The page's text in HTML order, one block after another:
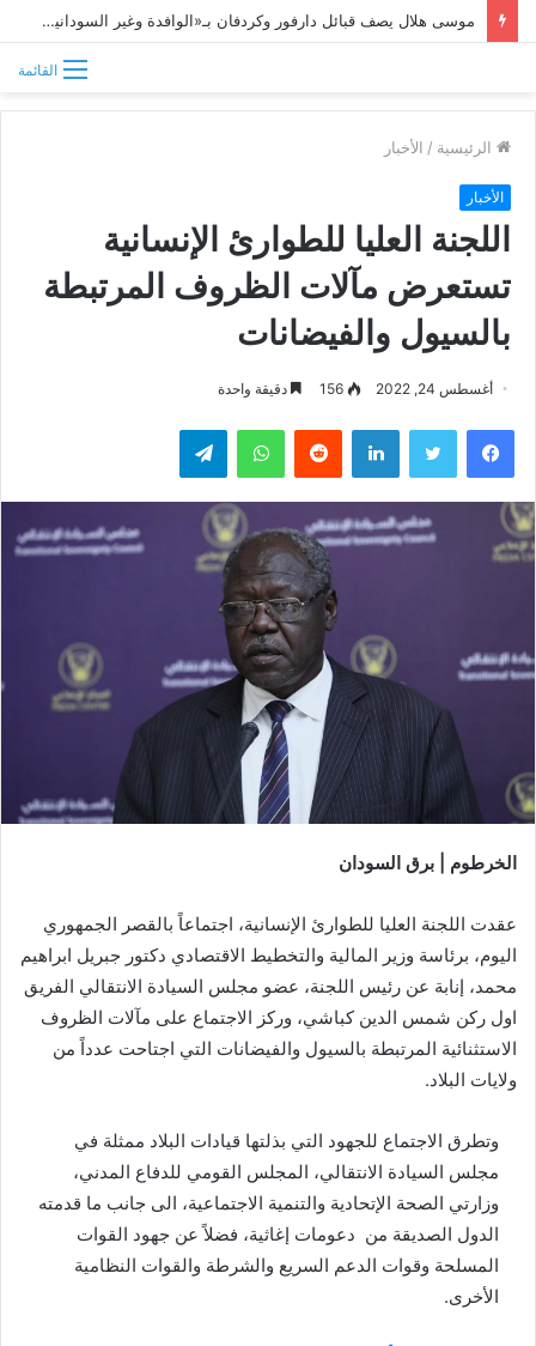
موسى هلال يصف قبائل دارفور وكردفان بـ«الوافدة وغير السودانية»
القائمة
الرئيسية / الأخبار
الأخبار
اللجنة العليا للطوارئ الإنسانية
تستعرض مآلات الظروف المرتبطة
بالسيول والفيضانات
أغسطس 24, 2022 156 دقيقة واحدة
فيسبوك تويتر لينكدإن واتساب تيلقرام
الخرطوم | برق السودان
عقدت اللجنة العليا للطوارئ الإنسانية، اجتماعاً بالقصر الجمهوري
اليوم، برئاسة وزير المالية والتخطيط الاقتصادي دكتور جبريل ابراهيم
محمد، إنابة عن رئيس اللجنة، عضو مجلس السيادة الانتقالي الفريق
اول ركن شمس الدين كباشي، وركز الاجتماع على مآلات الظروف
الاستثنائية المرتبطة بالسيول والفيضانات التي اجتاحت عدداً من
ولايات البلاد.
وتطرق الاجتماع للجهود التي بذلتها قيادات البلاد ممثلة في
مجلس السيادة الانتقالي، المجلس القومي للدفاع المدني،
وزارتي الصحة الإتحادية والتنمية الاجتماعية، الى جانب ما قدمته
الدول الصديقة من دعومات إغاثية، فضلاً عن جهود القوات
المسلحة وقوات الدعم السريع والشرطة والقوات النظامية
الأخرى.